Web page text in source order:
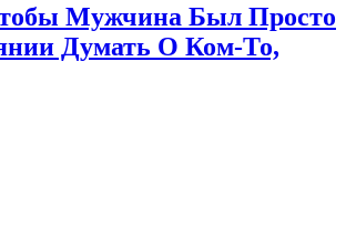
Мужчина Был Просто
Думать О Ком-То,